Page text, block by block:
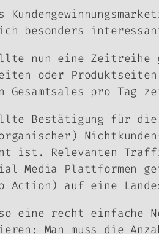
besonders
nun eine Zeitreihe
oder
Gesamtsales pro
Bestätigung für die
ist. Relevanten
Media Plattformen
Action) auf eine
so eine recht einfache
Man muss die